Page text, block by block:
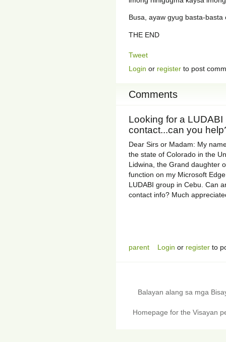
Busa, ayaw gyug basta-basta
THE END
Tweet
Login or register to post
Comments
Looking for a LUDABI
contact...can you
Dear Sirs or Madam: My
the state of Colorado in the
Lidwina, the Grand daughter
function on my Microsoft
LUDABI group in Cebu. Can
contact info? Much
parent Login or register to
Balayan alang sa mga
Homepage for the Visayan